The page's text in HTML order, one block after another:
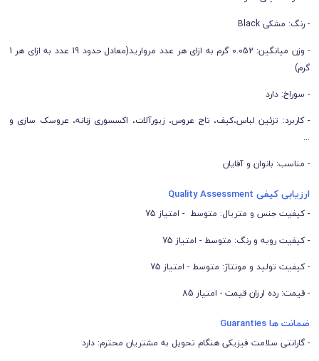
- رنگ: مشکی Black
- وزن میانگین: 0.052 گرم به ازای هر عدد مروارید(معادل حدود 19 عدد به ازای هر 1
گرم)
- سوراخ: دارد
- کاربرد: تزئین لباس،کیف، تاج عروس، زیورآلات، اکسسوری زنانه، عروسک سازی و
...
- مناسب: بانوان و آقایان
ارزیابی کیفی Quality Assessment
- کیفیت جنس و متریال: متوسط - امتیاز 75
- کیفیت رویه و رنگ: متوسط - امتیاز 75
- کیفیت تولید و مونتاژ: متوسط - امتیاز 75
- قیمت: رده ارزان قیمت - امتیاز 85
ضمانت ها Guaranties
- گارانتی سلامت فیزیکی هنگام تحویل به مشتریان محترم: دارد